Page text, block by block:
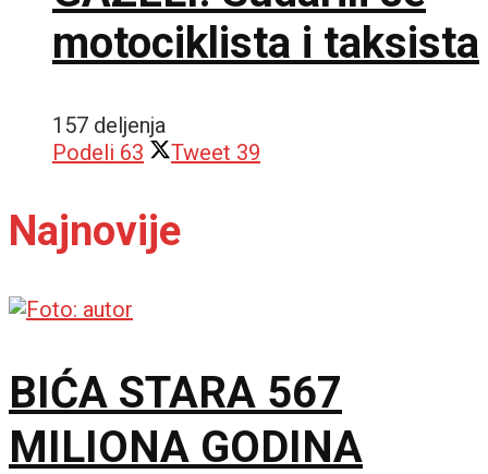
motociklista i taksista
157 deljenja
Podeli 63 Tweet 39
Najnovije
BIĆA STARA 567
MILIONA GODINA